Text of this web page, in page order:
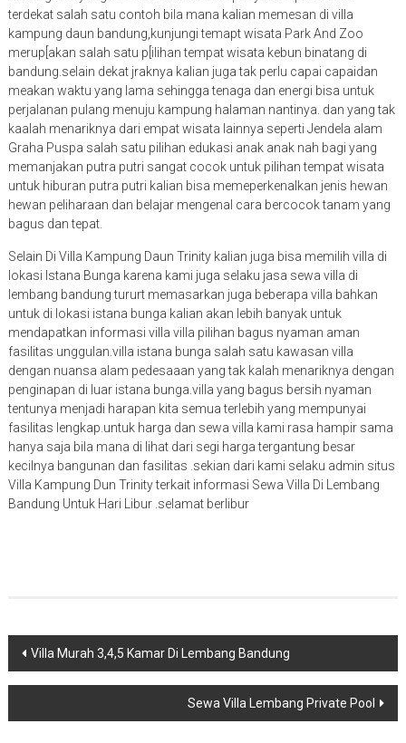
terdekat salah satu contoh bila mana kalian memesan di villa
kampung daun bandung,kunjungi temapt wisata Park And Zoo
merup[akan salah satu p[ilihan tempat wisata kebun binatang di
bandung.selain dekat jraknya kalian juga tak perlu capai capaidan
meakan waktu yang lama sehingga tenaga dan energi bisa untuk
perjalanan pulang menuju kampung halaman nantinya. dan yang tak
kaalah menariknya dari empat wisata lainnya seperti Jendela alam
Graha Puspa salah satu pilihan edukasi anak anak nah bagi yang
memanjakan putra putri sangat cocok untuk pilihan tempat wisata
untuk hiburan putra putri kalian bisa memeperkenalkan jenis hewan
hewan peliharaan dan belajar mengenal cara bercocok tanam yang
bagus dan tepat.
Selain Di Villa Kampung Daun Trinity kalian juga bisa memilih villa di
lokasi Istana Bunga karena kami juga selaku jasa sewa villa di
lembang bandung tururt memasarkan juga beberapa villa bahkan
untuk di lokasi istana bunga kalian akan lebih banyak untuk
mendapatkan informasi villa villa pilihan bagus nyaman aman
fasilitas unggulan.villa istana bunga salah satu kawasan villa
dengan nuansa alam pedesaaan yang tak kalah menariknya dengan
penginapan di luar istana bunga.villa yang bagus bersih nyaman
tentunya menjadi harapan kita semua terlebih yang mempunyai
fasilitas lengkap.untuk harga dan sewa villa kami rasa hampir sama
hanya saja bila mana di lihat dari segi harga tergantung besar
kecilnya bangunan dan fasilitas .sekian dari kami selaku admin situs
Villa Kampung Dun Trinity terkait informasi Sewa Villa Di Lembang
Bandung Untuk Hari Libur .selamat berlibur
Navigasi
pos
Villa Murah 3,4,5 Kamar Di Lembang Bandung
Sewa Villa Lembang Private Pool